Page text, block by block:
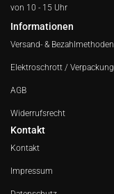
von 10 - 15 Uhr
Informationen
Versand- & Bezahlmethoden
Elektroschrott / Verpackung
AGB
Widerrufsrecht
Kontakt
Kontakt
Impressum